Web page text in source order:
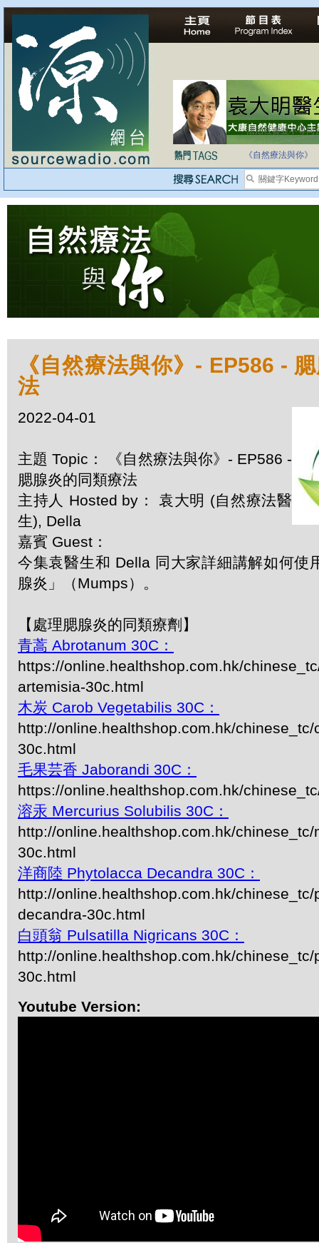
法治社會並不等同
《自然療法與你》
《自然療法與你》- EP586 -
法
2022-04-01
主題 Topic： 《自然療法與你》- EP586 -
腮腺炎的同類療法
主持人 Hosted by： 袁大明 (自然療法醫
生), Della
嘉賓 Guest：
今集袁醫生和 Della 同大家詳細講解如何使
腺炎」（Mumps）。
【處理腮腺炎的同類療劑】
青蒿 Abrotanum 30C：
https://online.healthshop.com.hk/
artemisia-30c.html
木炭 Carob Vegetabilis 30C：
http://online.healthshop.com.hk/
30c.html
毛果芸香 Jaborandi 30C：
https://online.healthshop.com.hk/
溶汞 Mercurius Solubilis 30C：
http://online.healthshop.com.hk/
30c.html
洋商陸 Phytolacca Decandra 30C：
http://online.healthshop.com.hk/chinese_tc/
decandra-30c.html
白頭翁 Pulsatilla Nigricans 30C：
http://online.healthshop.com.hk/
30c.html
Youtube Version: